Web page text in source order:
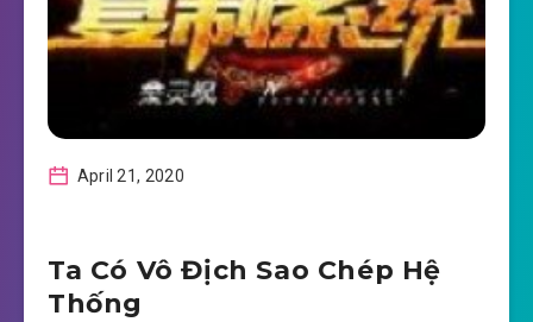
April 21, 2020
Ta Có Vô Địch Sao Chép Hệ
Thống